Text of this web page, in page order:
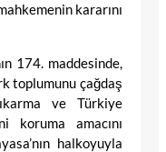
kararını
174. maddesinde,
toplumunu çağdaş
ve Türkiye
koruma amacını
halkoyuyla